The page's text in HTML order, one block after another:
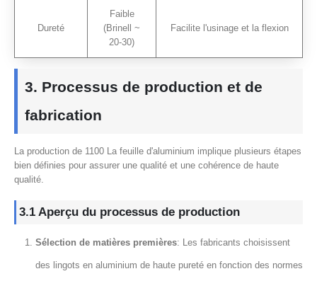
Dureté
Faible
(Brinell ~
20-30)
Facilite l'usinage et la flexion
3. Processus de production et de
fabrication
La production de 1100 La feuille d'aluminium implique plusieurs étapes
bien définies pour assurer une qualité et une cohérence de haute
qualité.
3.1 Aperçu du processus de production
Sélection de matières premières: Les fabricants choisissent
des lingots en aluminium de haute pureté en fonction des normes